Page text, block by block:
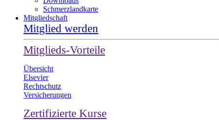
Schmerzlandkarte
Mitgliedschaft
Mitglied werden
Mitglieds-Vorteile
Übersicht
Elsevier
Rechtschutz
Versicherungen
Zertifizierte Kurse